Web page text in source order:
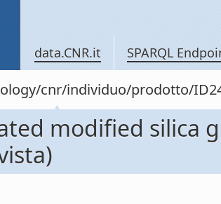
data.CNR.it SPARQL
cnr/individuo/prodotto/
modified silica